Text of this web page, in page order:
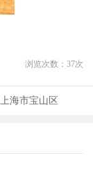
浏览次数： 37次
上海市宝山区